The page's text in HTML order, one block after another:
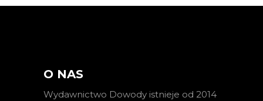
O NAS
Wydawnictwo Dowody istnieje od 2014